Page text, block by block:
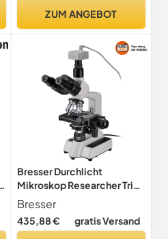
ZUM ANGEBOT
Bresser Durchlicht
Mikroskop Researcher Trino
Vergrößerung für gehobene
Ansprüche, LED
Beleuchtung und drehbarer
Bresser
435,88 € gratis Versand